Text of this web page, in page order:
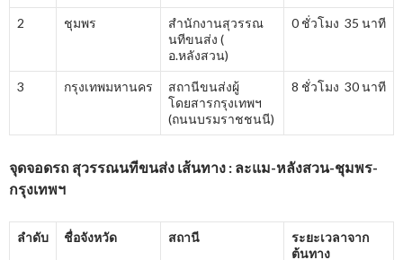
2 ชุมพร
สำนักงานสุวรรณ
นทีขนส่ง (
อ.หลังสวน)
0 ชั่วโมง 35 นาที
3 กรุงเทพมหานคร
สถานีขนส่งผู้
โดยสารกรุงเทพฯ
(ถนนบรมราชชนนี)
8 ชั่วโมง 30 นาที
จุดจอดรถ สุวรรณนทีขนส่ง เส้นทาง : ละแม-หลังสวน-ชุมพร-
กรุงเทพฯ
ลำดับ ชื่อจังหวัด สถานี
ระยะเวลาจาก
ต้นทาง